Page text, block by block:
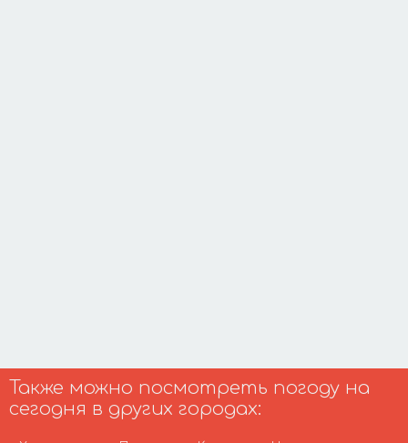
Также можно посмотреть погоду на
сегодня в других городах: